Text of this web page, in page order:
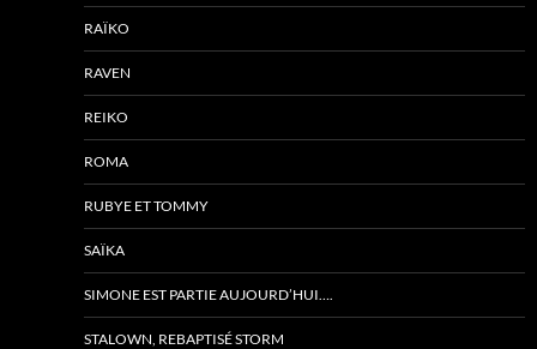
RAÏKO
RAVEN
REIKO
ROMA
RUBYE ET TOMMY
SAÏKA
SIMONE EST PARTIE AUJOURD’HUI….
STALOWN, REBAPTISÉ STORM